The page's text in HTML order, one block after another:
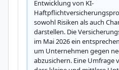
Entwicklung von KI-
sowohl Risiken als auch
darstellen. Die
im Mai 2026 ein
um Unternehmen gegen
abzusichern. Eine Umfrage